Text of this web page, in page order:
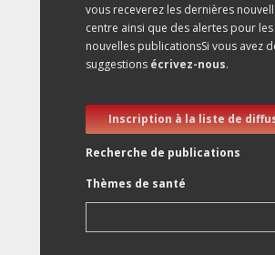
vous receverez les dernières
centre ainsi que des alertes pour les
nouvelles publicationsSi vous avez
suggestions écrivez-nous.
Inscription à la liste de
Recherche de publications
Thèmes de santé